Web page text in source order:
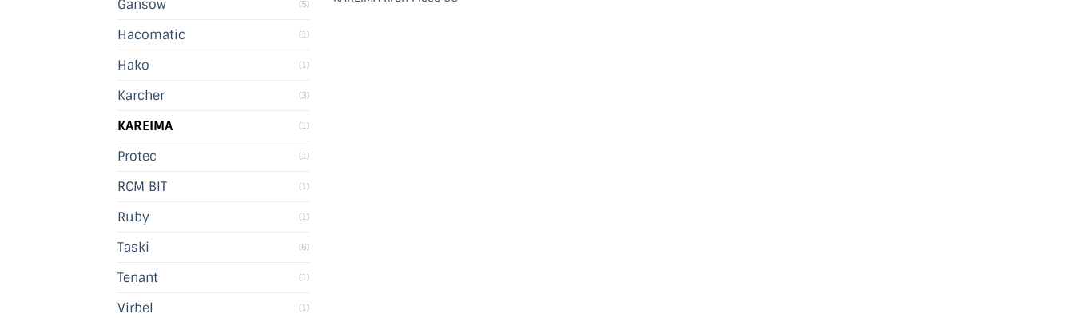
Gansow (5)
Hacomatic (1)
Hako (1)
Karcher (3)
KAREIMA (1)
Protec (1)
RCM BIT (1)
Ruby (1)
Taski (6)
Tenant (1)
Virbel (1)